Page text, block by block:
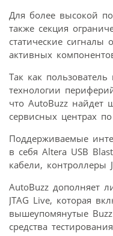
Для более высокой
также секция
статические
активных
Так как
технологии
что AutoBuzz найдет
сервисных центрах
Поддерживаемые
в себя Altera USB
кабели, контроллеры
AutoBuzz дополняет
JTAG Live, которая
вышеупомянутые
средства